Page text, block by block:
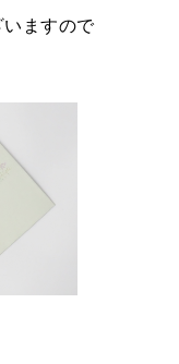
ますので